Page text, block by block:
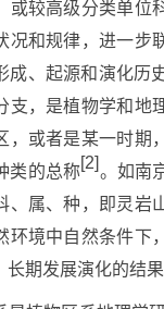
或较高级分类单位
况和规律，进一步
成、起源和演化历
支，是植物学和地
，或者是某一时期
类的总称[2]。如南
、属、种，即灵岩
环境中自然条件下
期发展演化的结果